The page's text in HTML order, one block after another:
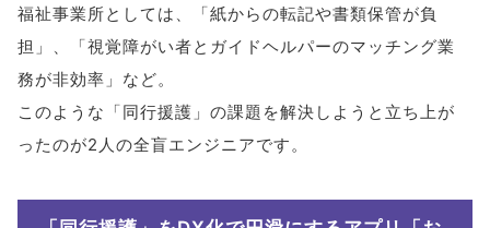
福祉事業所としては、「紙からの転記や書類保管が負
担」、「視覚障がい者とガイドヘルパーのマッチング業
務が非効率」など。
このような「同行援護」の課題を解決しようと立ち上が
ったのが2人の全盲エンジニアです。